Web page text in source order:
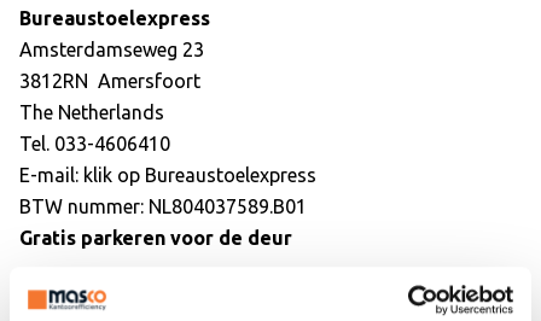
Bureaustoelexpress
Amsterdamseweg 23
3812RN Amersfoort
The Netherlands
Tel. 033-4606410
E-mail: klik op Bureaustoelexpress
BTW nummer: NL804037589.B01
Gratis parkeren voor de deur